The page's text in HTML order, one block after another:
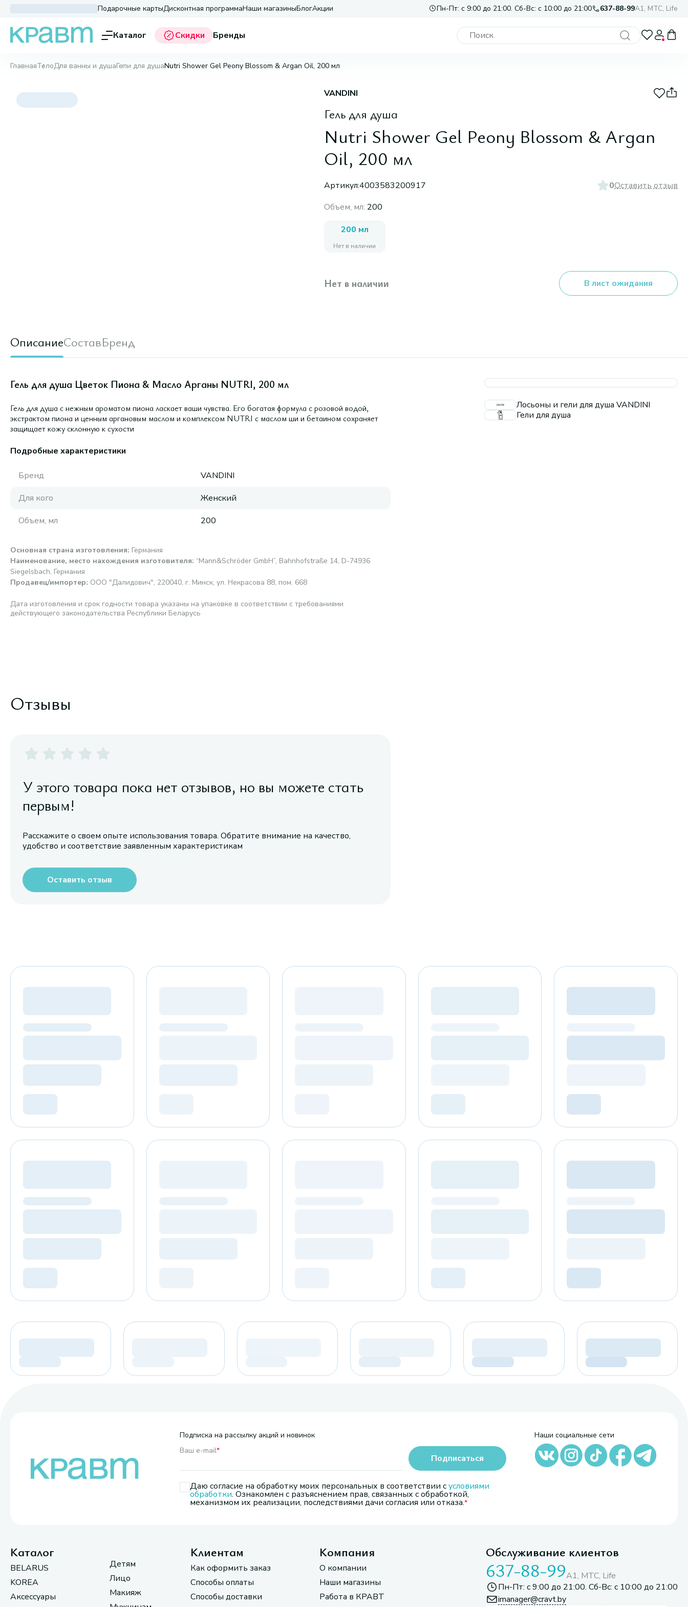
Подарочные картыДисконтная программаНаши магазиныБлогАкции Пн-Пт: с 9:00 до 21:00. Сб-Вс: с 10:00 до 21:00 637-88-99A1, МТС, Life
Каталог Скидки Бренды
ГлавнаяТелоДля ванны и душаГели для душаNutri Shower Gel Peony Blossom & Argan Oil, 200 мл
VANDINI
Гель для душа
Nutri Shower Gel Peony Blossom & Argan
Oil, 200 мл
Артикул:4003583200917 0Оставить отзыв
Объем, мл: 200
200 мл
Нет в наличии
Нет в наличии В лист ожидания
ОписаниеСоставБренд
Гель для душа Цветок Пиона & Масло Арганы NUTRI, 200 мл
Гель для душа с нежным ароматом пиона ласкает ваши чувства. Его богатая формула с розовой водой,
экстрактом пиона и ценным аргановым маслом и комплексом NUTRI с маслом ши и бетаином сохраняет
защищает кожу склонную к сухости
Подробные характеристики
Бренд
VANDINI
Для кого
Женский
Объем, мл
200
Основная страна изготовления: Германия
Наименование, место нахождения изготовителя: “Mann&Schröder GmbH”, Bahnhofstraße 14, D-74936
Siegelsbach, Германия
Продавец/импортер: ООО "Далидович", 220040, г. Минск, ул. Некрасова 88, пом. 668
Дата изготовления и срок годности товара указаны на упаковке в соответствии с требованиями
действующего законодательства Республики Беларусь
Лосьоны и гели для душа VANDINI
Гели для душа
Отзывы
У этого товара пока нет отзывов, но вы можете стать
первым!
Расскажите о своем опыте использования товара. Обратите внимание на качество,
удобство и соответствие заявленным характеристикам
Оставить отзыв
Подписка на рассылку акций и новинок
Ваш e-mail*
Даю согласие на обработку моих персональных в соответствии сусловиями
обработки. Ознакомлен с разъяснением прав, связанных с обработкой,
механизмом их реализации, последствиями дачи согласия или отказа.
Подписаться
Наши социальные сети
Каталог
BELARUS
KOREA
Аксессуары
Детям
Лицо
Макияж
Клиентам
Как оформить заказ
Способы оплаты
Способы доставки
Компания
О компании
Наши магазины
Работа в КРАВТ
Обслуживание клиентов
637-88-99A1, МТС, Life
Пн-Пт: с 9:00 до 21:00. Сб-Вс: с 10:00 до 21:00
imanager@cravt.by